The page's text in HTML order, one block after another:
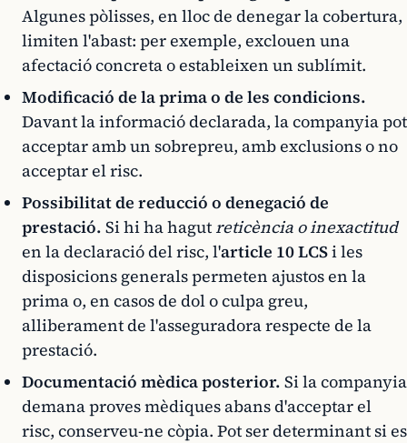
Algunes pòlisses, en lloc de denegar la cobertura,
limiten l'abast: per exemple, exclouen una
afectació concreta o estableixen un sublímit.
Modificació de la prima o de les condicions.
Davant la informació declarada, la companyia pot
acceptar amb un sobrepreu, amb exclusions o no
acceptar el risc.
Possibilitat de reducció o denegació de
prestació. Si hi ha hagut reticència o inexactitud
en la declaració del risc, l'article 10 LCSi les
disposicions generals permeten ajustos en la
prima o, en casos de dol o culpa greu,
alliberament de l'asseguradora respecte de la
prestació.
Documentació mèdica posterior. Si la companyia
demana proves mèdiques abans d'acceptar el
risc, conserveu-ne còpia. Pot ser determinant si es